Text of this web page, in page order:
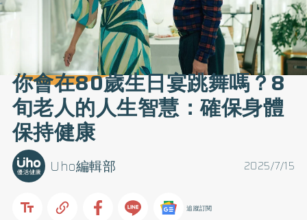
你會在80歲生日宴跳舞嗎？8
旬老人的人生智慧：確保身體
保持健康
2025/7/15
Uho編輯部
追蹤訂閱